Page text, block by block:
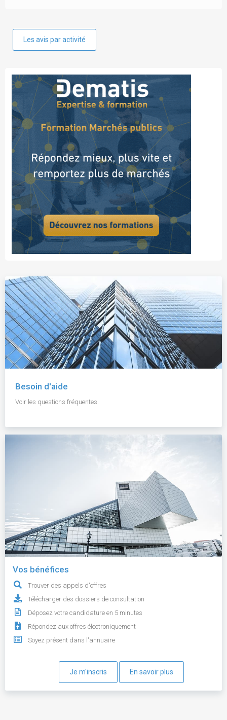
Les avis par activité
Besoin d'aide
Voir les questions fréquentes.
Vos bénéfices
Trouver des appels d'offres
Télécharger des dossiers de consultation
Déposez votre candidature en 5 minutes
Répondez aux offres électroniquement
Soyez présent dans l'annuaire
Je m'inscris En savoir plus